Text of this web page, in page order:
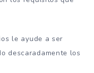
le ayude a ser
descaradamente los